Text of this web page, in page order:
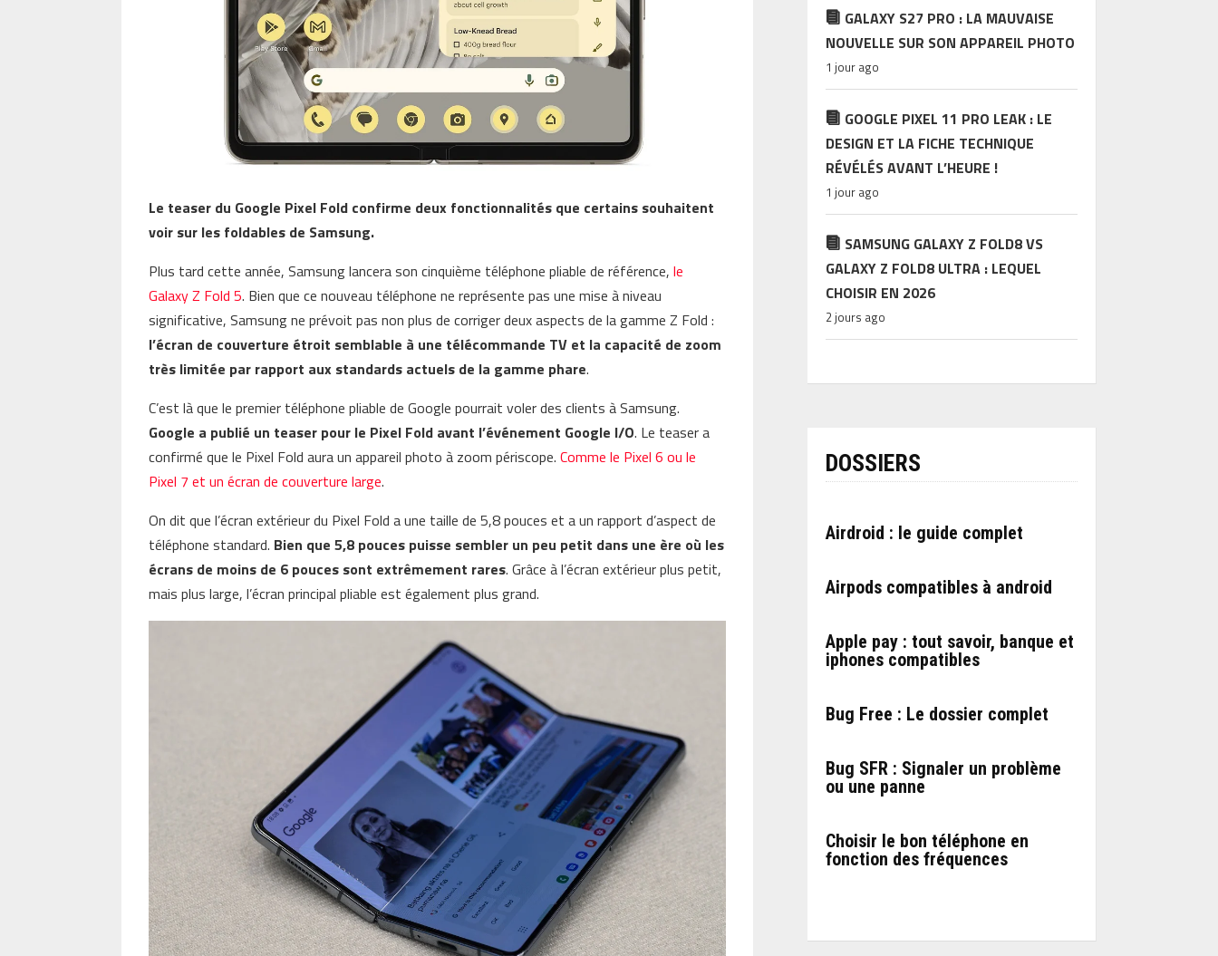
Le teaser du Google Pixel Fold confirme deux fonctionnalités que certains souhaitent
voir sur les foldables de Samsung.
Plus tard cette année, Samsung lancera son cinquième téléphone pliable de référence,le
Galaxy Z Fold 5. Bien que ce nouveau téléphone ne représente pas une mise à niveau
significative, Samsung ne prévoit pas non plus de corriger deux aspects de la gamme Z Fold :
l’écran de couverture étroit semblable à une télécommande TV et la capacité de zoom
très limitée par rapport aux standards actuels de la gamme phare.
C’est là que le premier téléphone pliable de Google pourrait voler des clients à Samsung.
Google a publié un teaser pour le Pixel Fold avant l’événement Google I/O. Le teaser a
confirmé que le Pixel Fold aura un appareil photo à zoom périscope.Comme le Pixel 6 ou le
Pixel 7 et un écran de couverture large.
On dit que l’écran extérieur du Pixel Fold a une taille de 5,8 pouces et a un rapport d’aspect de
téléphone standard. Bien que 5,8 pouces puisse sembler un peu petit dans une ère où les
écrans de moins de 6 pouces sont extrêmement rares. Grâce à l’écran extérieur plus petit,
mais plus large, l’écran principal pliable est également plus grand.
GALAXY S27 PRO : LA MAUVAISE
NOUVELLE SUR SON APPAREIL PHOTO
1 jour ago
GOOGLE PIXEL 11 PRO LEAK : LE
DESIGN ET LA FICHE TECHNIQUE
RÉVÉLÉS AVANT L’HEURE !
1 jour ago
SAMSUNG GALAXY Z FOLD8 VS
GALAXY Z FOLD8 ULTRA : LEQUEL
CHOISIR EN 2026
2 jours ago
DOSSIERS
Airdroid : le guide complet
Airpods compatibles à android
Apple pay : tout savoir, banque et
iphones compatibles
Bug Free : Le dossier complet
Bug SFR : Signaler un problème
ou une panne
Choisir le bon téléphone en
fonction des fréquences